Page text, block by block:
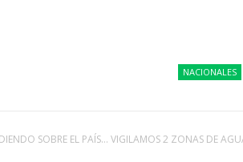
NACIONALES
SOBRE EL PAÍS… VIGILAMOS 2 ZONAS DE